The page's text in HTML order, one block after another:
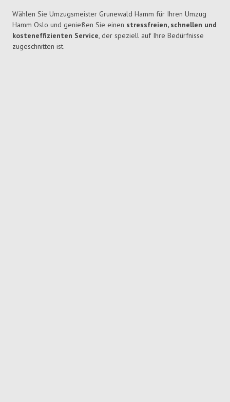
Wählen Sie Umzugsmeister Grunewald Hamm für Ihren Umzug
Hamm Oslo und genießen Sie einen stressfreien, schnellen und
kosteneffizienten Service, der speziell auf Ihre Bedürfnisse
zugeschnitten ist.